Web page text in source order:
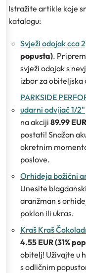
Istražite artikle koje
katalogu:
Svježi odojak cca
popusta).
svježi odojak s
izbor za obiteljska
PARKSIDE
udarni odvijač 1/2"
na akciji 89.99 EUR
postati! Snažan
okretnim
poslove.
Orhideja božićni
Unesite
aranžman s
poklon ili ukras.
Kraš Kraš
4.55 EUR (31%
obitelj! Uživajte u
s odličnim